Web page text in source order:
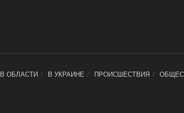
В ОБЛАСТИ В УКРАИНЕ ПРОИСШЕСТВИЯ